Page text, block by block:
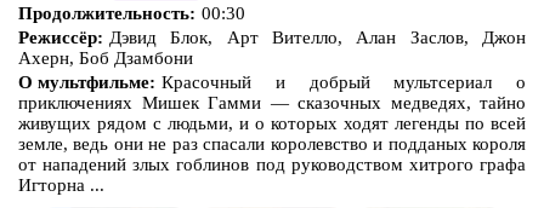
Продолжительность: 00:30
Режиссёр: Дэвид Блок, Арт Вителло, Алан Заслов, Джон
Ахерн, Боб Дзамбони
О мультфильме: Красочный и добрый мультсериал о
приключениях Мишек Гамми — сказочных медведях, тайно
живущих рядом с людьми, и о которых ходят легенды по всей
земле, ведь они не раз спасали королевство и подданых короля
от нападений злых гоблинов под руководством хитрого графа
Игторна ...